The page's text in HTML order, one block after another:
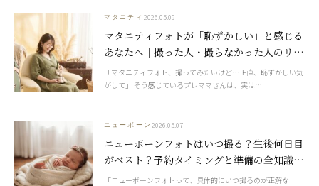
マタニティ 2026.05.09
マタニティフォトが「恥ずかしい」と感じる
あなたへ｜撮った人・撮らなかった人のリア
ルな声【2026年版】
「マタニティフォト、撮ってみたいけど…正直、恥ずかしい気
がして」 そう感じているプレママさんは、実は…
ニューボーン 2026.05.07
ニューボーンフォトはいつ撮る？生後何日目
がベスト？予約タイミングと準備の全知識
【2026年版】
「ニューボーンフォトって、具体的にいつ撮るのが正解な